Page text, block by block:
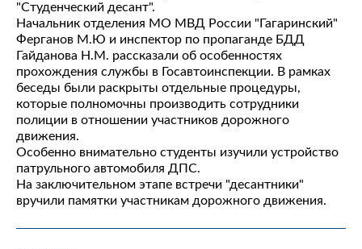
"Студенческий десант".
Начальник отделения МО МВД России "Гагаринский"
Ферганов М.Ю и инспектор по пропаганде БДД
Гайданова Н.М. рассказали об особенностях
прохождения службы в Госавтоинспекции. В рамках
беседы были раскрыты отдельные процедуры,
которые полномочны производить сотрудники
полиции в отношении участников дорожного
движения.
Особенно внимательно студенты изучили устройство
патрульного автомобиля ДПС.
На заключительном этапе встречи "десантники"
вручили памятки участникам дорожного движения.